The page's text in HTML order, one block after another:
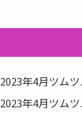
2023年4月ツム
2023年4月ツム